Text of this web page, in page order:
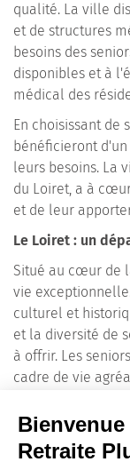
qualité. La ville
et de structures
besoins des
disponibles et à
médical des
En choisissant de
bénéficieront
leurs besoins. La
du Loiret, a à
et de leur
Le Loiret : un
Situé au cœur de
vie
culturel et
et la diversité de
à offrir. Les
cadre de vie
En conclusion, si
sécurisé pour vos